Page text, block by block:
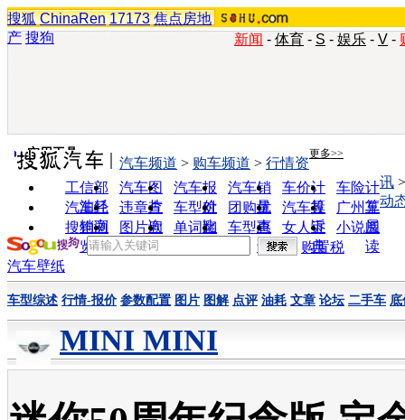
搜狐 ChinaRen 17173 焦点房地
产 搜狗 新闻 - 体育 - S - 娱乐 - V -
实用工具 更多>>
工信部
油耗
汽车图
片
汽车报
价
汽车销
量
车价计
算
车险计
算
汽车经
销商
违章查
询
车型对
比
团购优
惠
汽车投
诉
广州车
展
搜狗浏
览器
图片欣
赏
单词翻
车型查
询
女人宝
典
小说阅
读
汽车频道 > 购车频道 > 行情资
讯
动
购置税
汽车壁纸
车型综述 行情-报价 参数配置 图片 图解 点评 油耗 文章 论坛 二手车 底
MINI MINI